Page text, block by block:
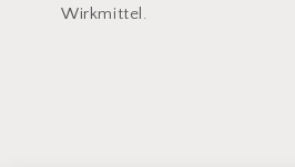
Wirkmittel.